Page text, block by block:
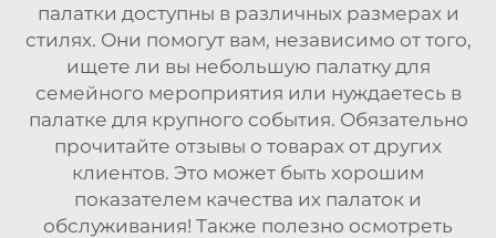
палатки доступны в различных размерах и
стилях. Они помогут вам, независимо от того,
ищете ли вы небольшую палатку для
семейного мероприятия или нуждаетесь в
палатке для крупного события. Обязательно
прочитайте отзывы о товарах от других
клиентов. Это может быть хорошим
показателем качества их палаток и
обслуживания! Также полезно осмотреть